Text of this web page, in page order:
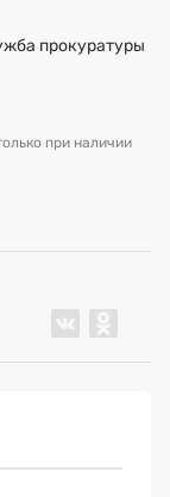
прокуратуры
при наличии